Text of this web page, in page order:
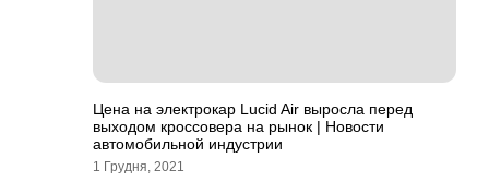
Цена на электрокар Lucid Air выросла перед
выходом кроссовера на рынок | Новости
автомобильной индустрии
1 Грудня, 2021